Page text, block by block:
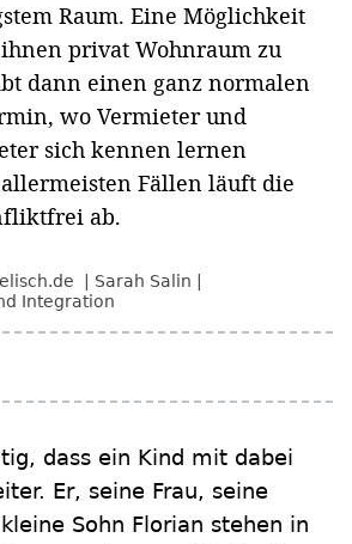
Raum. Eine Möglichkeit
privat Wohnraum zu
dann einen ganz normalen
wo Vermieter und
sich kennen lernen
Fällen läuft die
ab.
Sarah Salin
Integration
dass ein Kind mit dabei
Er, seine Frau, seine
Sohn Florian stehen in